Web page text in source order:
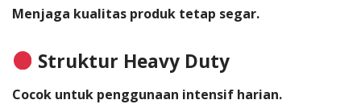
Menjaga kualitas produk tetap segar.
Struktur Heavy Duty
Cocok untuk penggunaan intensif harian.